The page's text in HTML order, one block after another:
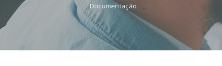
Documentação